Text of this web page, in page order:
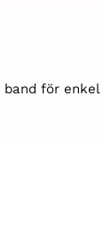
för enkel